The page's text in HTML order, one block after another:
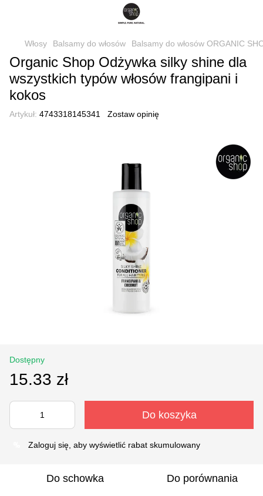
Włosy Balsamy do włosów Balsamy do włosów ORGANIC
Organic Shop Odżywka silky shine dla
wszystkich typów włosów frangipani i
kokos
Artykuł: 4743318145341 Zostaw opinię
Dostępny
15.33 zł
Do koszyka
Zaloguj się , aby wyświetlić rabat skumulowany
Do schowka Do porównania